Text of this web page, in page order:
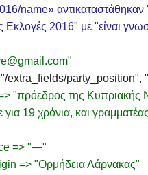
name» αντικαταστάθηκαν
Εκλογές 2016" με "είναι
party_position",
της Κυπριακής
19 χρόνια, και
=> "—"
=> "Ορμήδεια Λάρνακας"